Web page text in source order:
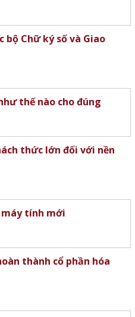
bộ Chữ ký số và Giao
thế nào cho đúng
thức lớn đối với nền
máy tính mới
thành cổ phần hóa